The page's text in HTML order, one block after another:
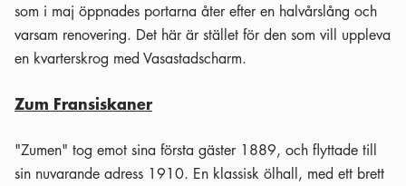
som i maj öppnades portarna åter efter en halvårslång och
varsam renovering. Det här är stället för den som vill uppleva
en kvarterskrog med Vasastadscharm.
Zum Fransiskaner
"Zumen" tog emot sina första gäster 1889, och flyttade till
sin nuvarande adress 1910. En klassisk ölhall, med ett brett